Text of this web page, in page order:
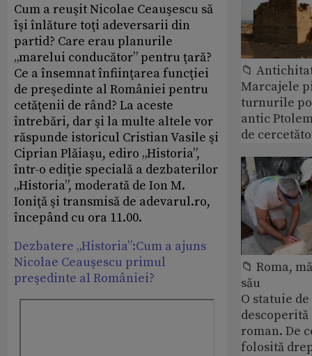
Cum a reuşit Nicolae Ceauşescu să
îşi înlăture toţi adeversarii din
partid? Care erau planurile
„marelui conducător” pentru ţară?
Ce a însemnat înfiinţarea funcţiei
de preşedinte al României pentru
cetăţenii de rând? La aceste
întrebări, dar şi la multe altele vor
răspunde istoricul Cristian Vasile şi
Ciprian Plăiaşu, ediro „Historia”,
într-o ediţie specială a dezbaterilor
„Historia”, moderată de Ion M.
Ioniţă şi transmisă de adevarul.ro,
începând cu ora 11.00.
Dezbatere „Historia”:Cum a ajuns
Nicolae Ceauşescu primul
preşedinte al României?
📁
Marcajele
turnurile
antic
de
📁 Roma,
său
O statuie
roman. De
folosită